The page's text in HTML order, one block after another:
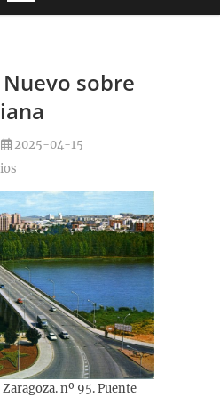
sobre
2025-04-15
nº 95. Puente